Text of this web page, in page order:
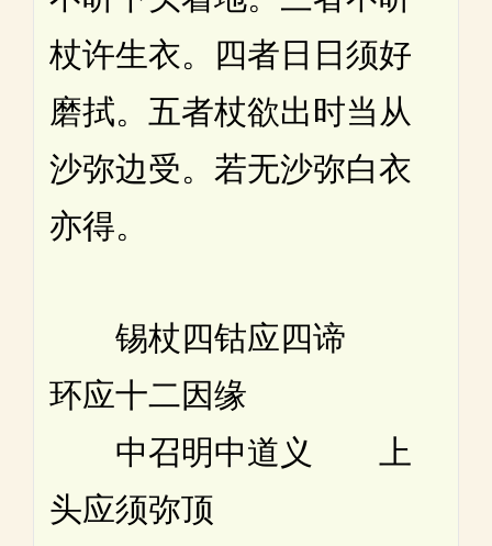
杖许生衣。四者日日须好
磨拭。五者杖欲出时当从
沙弥边受。若无沙弥白衣
亦得。
锡杖四钴应四谛
环应十二因缘
中召明中道义 上
头应须弥顶